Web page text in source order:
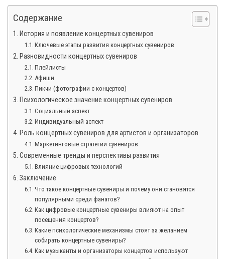
Содержание
История и появление концертных сувениров
Ключевые этапы развития концертных сувениров
Разновидности концертных сувениров
Плейлисты
Афиши
Пикчи (фотографии с концертов)
Психологическое значение концертных сувениров
Социальный аспект
Индивидуальный аспект
Роль концертных сувениров для артистов и организаторов
Маркетинговые стратегии сувениров
Современные тренды и перспективы развития
Влияние цифровых технологий
Заключение
Что такое концертные сувениры и почему они становятся
популярными среди фанатов?
Как цифровые концертные сувениры влияют на опыт
посещения концертов?
Какие психологические механизмы стоят за желанием
собирать концертные сувениры?
Как музыканты и организаторы концертов используют